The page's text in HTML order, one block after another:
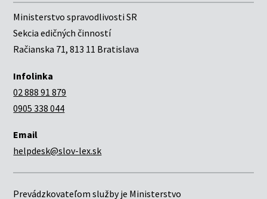
Ministerstvo spravodlivosti SR
Sekcia edičných činností
Račianska 71, 813 11 Bratislava
Infolinka
02 888 91 879
0905 338 044
Email
helpdesk@slov-lex.sk
Prevádzkovateľom služby je Ministerstvo